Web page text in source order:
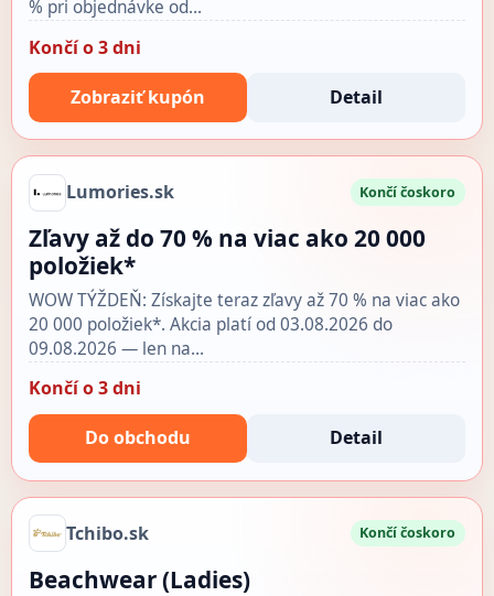
% pri objednávke od…
Končí o 3 dni
Zobraziť kupón Detail
Lumories.sk Končí čoskoro
Zľavy až do 70 % na viac ako 20 000
položiek*
WOW TÝŽDEŇ: Získajte teraz zľavy až 70 % na viac ako
20 000 položiek*. Akcia platí od 03.08.2026 do
09.08.2026 — len na…
Končí o 3 dni
Do obchodu Detail
Tchibo.sk Končí čoskoro
Beachwear (Ladies)